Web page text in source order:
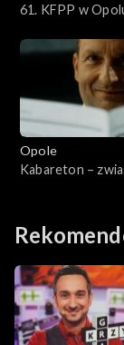
Opole 2013
Opole 2012
Opole 2011
Opole 2008
Opole 2007
61. KFPP w
Opole
Kabareton –